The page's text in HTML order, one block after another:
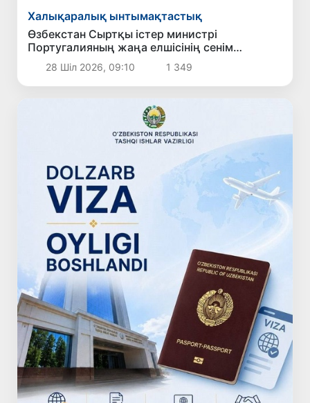
Халықаралық ынтымақтастық
Өзбекстан Сыртқы істер министрі
Португалияның жаңа елшісінің сенім
грамоталарын қабылдады
28 Шіл 2026, 09:10 1 349